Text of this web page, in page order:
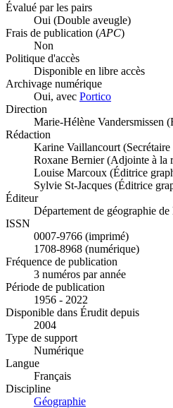
Évalué par les pairs
Oui (Double aveugle)
Frais de publication (APC)
Non
Politique d'accès
Disponible en libre accès
Archivage numérique
Oui, avec Portico
Direction
Marie-Hélène Vandersmissen
Rédaction
Karine Vaillancourt
Roxane Bernier (Adjointe à la
Louise Marcoux (Éditrice
Sylvie St-Jacques (Éditrice
Éditeur
Département de géographie
ISSN
0007-9766 (imprimé)
1708-8968 (numérique)
Fréquence de publication
3 numéros par année
Période de publication
1956 - 2022
Disponible dans Érudit depuis
2004
Type de support
Numérique
Langue
Français
Discipline
Géographie